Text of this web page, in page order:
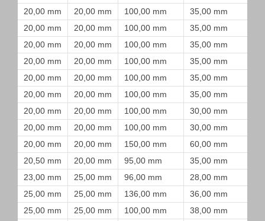
20,00 mm
20,00 mm 100,00 mm
35,00 mm
20,00 mm
20,00 mm 100,00 mm
35,00 mm
20,00 mm
20,00 mm 100,00 mm
35,00 mm
20,00 mm
20,00 mm 100,00 mm
35,00 mm
20,00 mm
20,00 mm 100,00 mm
35,00 mm
20,00 mm
20,00 mm 100,00 mm
35,00 mm
20,00 mm
20,00 mm 100,00 mm
30,00 mm
20,00 mm
20,00 mm 100,00 mm
30,00 mm
20,00 mm
20,00 mm 150,00 mm
60,00 mm
20,50 mm
20,00 mm 95,00 mm
35,00 mm
23,00 mm
25,00 mm 96,00 mm
28,00 mm
25,00 mm
25,00 mm 136,00 mm
36,00 mm
25,00 mm
25,00 mm 100,00 mm
38,00 mm